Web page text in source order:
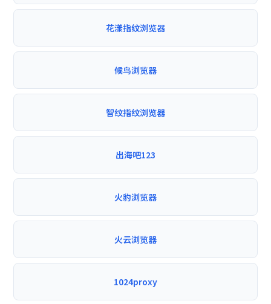
花漾指纹浏览器
候鸟浏览器
智纹指纹浏览器
出海吧123
火豹浏览器
火云浏览器
1024proxy